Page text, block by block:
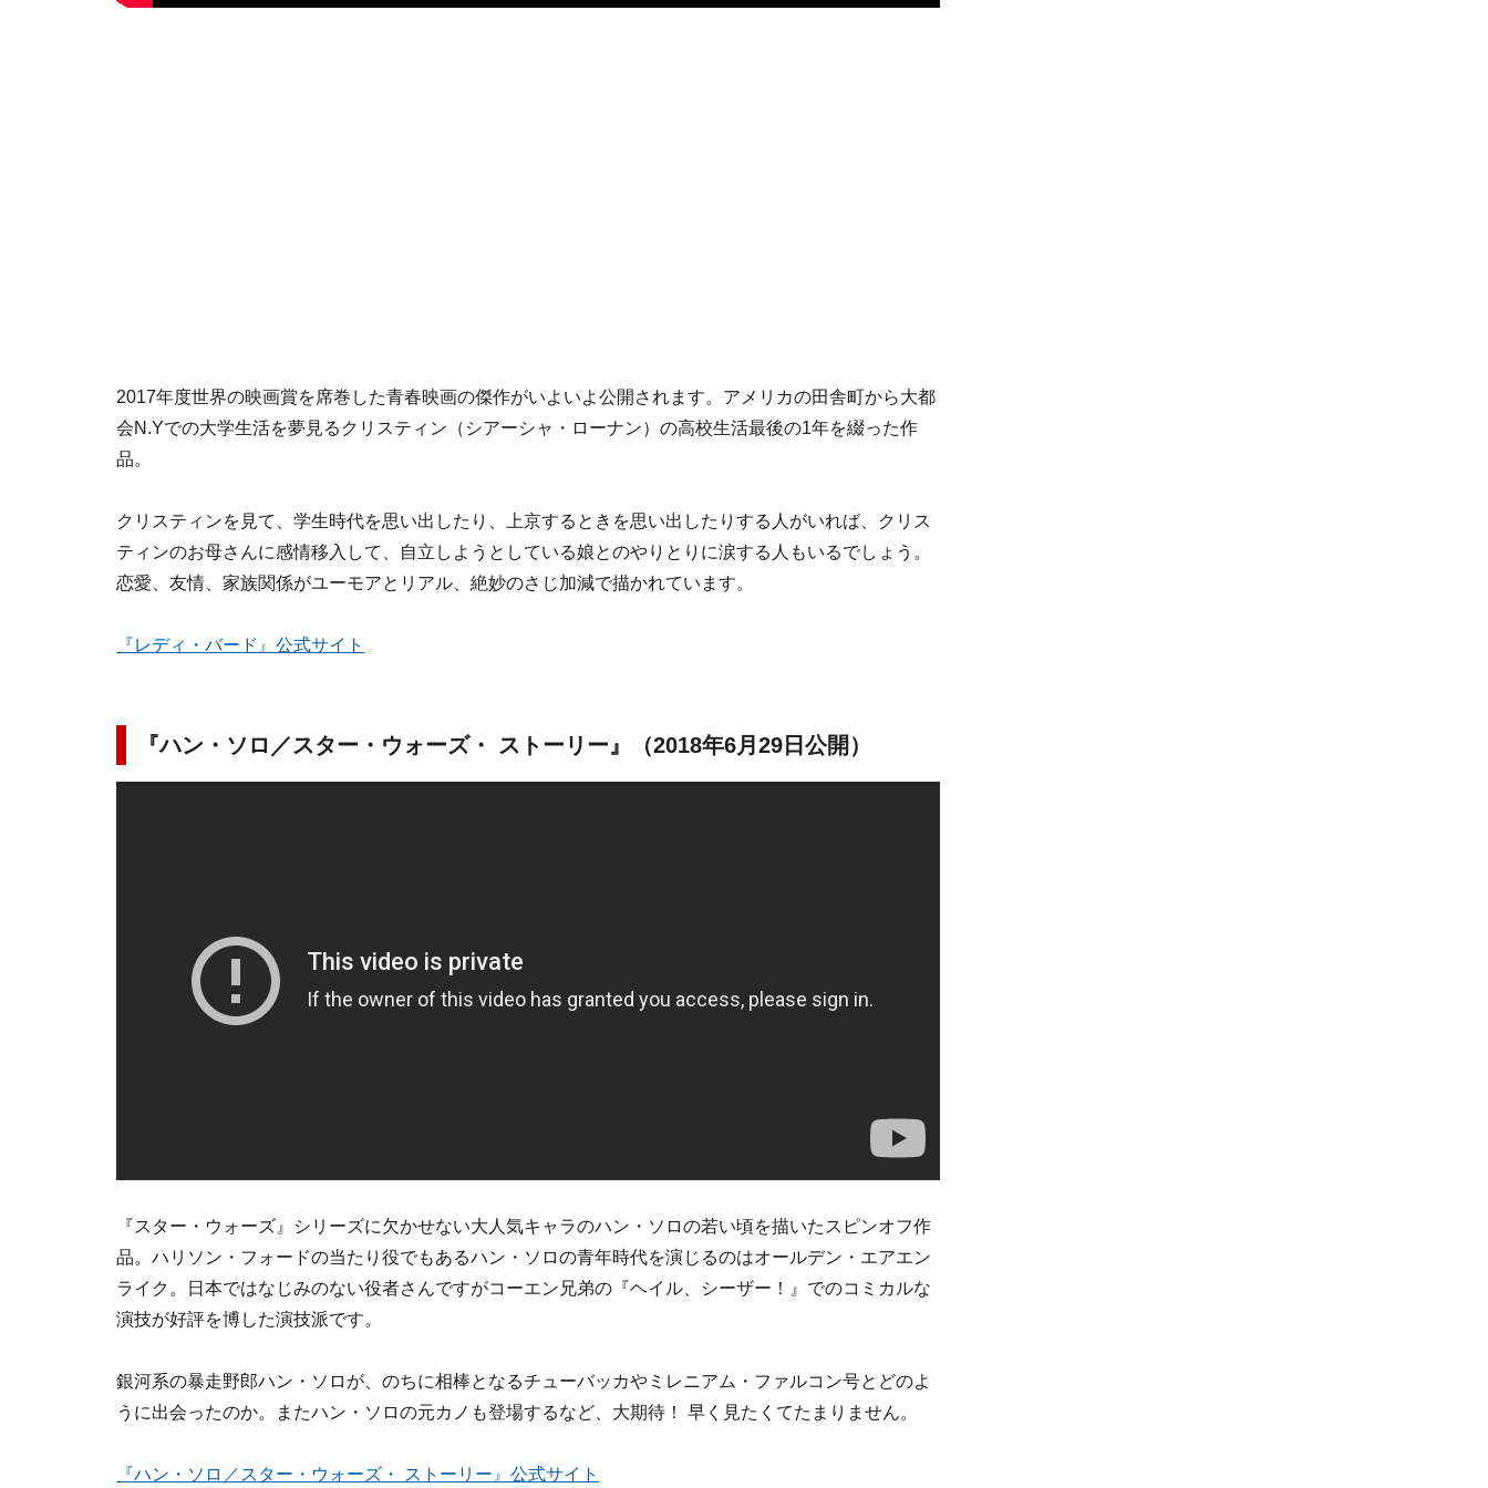
2017年度世界の映画賞を席巻した青春映画の傑作がいよいよ公開されます。アメリカの田舎町から大都
会N.Yでの大学生活を夢見るクリスティン（シアーシャ・ローナン）の高校生活最後の1年を綴った作
品。
クリスティンを見て、学生時代を思い出したり、上京するときを思い出したりする人がいれば、クリス
ティンのお母さんに感情移入して、自立しようとしている娘とのやりとりに涙する人もいるでしょう。
恋愛、友情、家族関係がユーモアとリアル、絶妙のさじ加減で描かれています。
『レディ・バード』公式サイト
『ハン・ソロ／スター・ウォーズ・ ストーリー』（2018年6月29日公開）
『スター・ウォーズ』シリーズに欠かせない大人気キャラのハン・ソロの若い頃を描いたスピンオフ作
品。ハリソン・フォードの当たり役でもあるハン・ソロの青年時代を演じるのはオールデン・エアエン
ライク。日本ではなじみのない役者さんですがコーエン兄弟の『ヘイル、シーザー！』でのコミカルな
演技が好評を博した演技派です。
銀河系の暴走野郎ハン・ソロが、のちに相棒となるチューバッカやミレニアム・ファルコン号とどのよ
うに出会ったのか。またハン・ソロの元カノも登場するなど、大期待！ 早く見たくてたまりません。
『ハン・ソロ／スター・ウォーズ・ ストーリー』公式サイト